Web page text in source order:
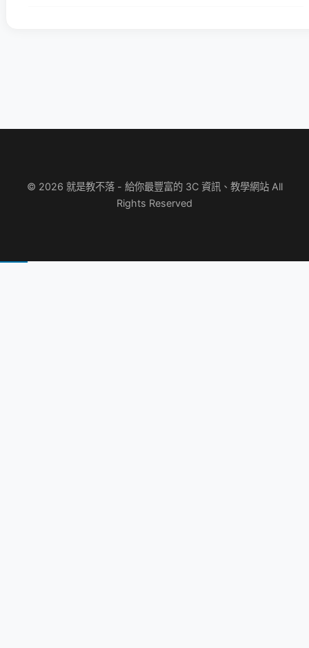
© 2026 就是教不落 - 給你最豐富的 3C 資訊、教學網站 All
Rights Reserved